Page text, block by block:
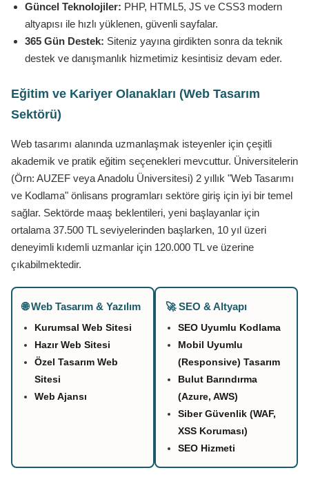
Güncel Teknolojiler: PHP, HTML5, JS ve CSS3 modern
altyapısı ile hızlı yüklenen, güvenli sayfalar.
365 Gün Destek: Siteniz yayına girdikten sonra da teknik
destek ve danışmanlık hizmetimiz kesintisiz devam eder.
Eğitim ve Kariyer Olanakları (Web Tasarım
Sektörü)
Web tasarımı alanında uzmanlaşmak isteyenler için çeşitli
akademik ve pratik eğitim seçenekleri mevcuttur. Üniversitelerin
(Örn: AUZEF veya Anadolu Üniversitesi) 2 yıllık "Web Tasarımı
ve Kodlama" önlisans programları sektöre giriş için iyi bir temel
sağlar. Sektörde maaş beklentileri, yeni başlayanlar için
ortalama 37.500 TL seviyelerinden başlarken, 10 yıl üzeri
deneyimli kıdemli uzmanlar için 120.000 TL ve üzerine
çıkabilmektedir.
🌐 Web Tasarım & Yazılım
Kurumsal Web Sitesi
Hazır Web Sitesi
Özel Tasarım Web
Sitesi
Web Ajansı
🚀 SEO & Altyapı
SEO Uyumlu Kodlama
Mobil Uyumlu
(Responsive) Tasarım
Bulut Barındırma
(Azure, AWS)
Siber Güvenlik (WAF,
XSS Koruması)
SEO Hizmeti